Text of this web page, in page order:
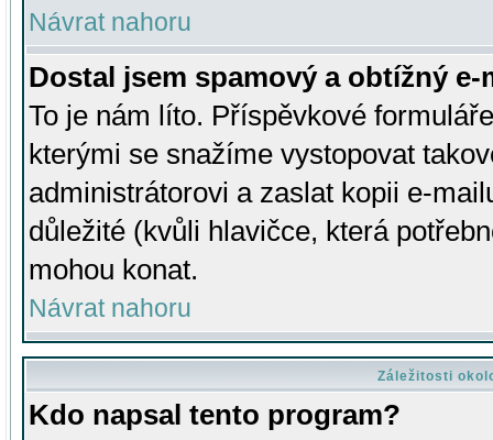
Návrat nahoru
Dostal jsem spamový a obtížný
To je nám líto. Příspěvkové
kterými se snažíme vystopovat
administrátorovi a zaslat kopii e-
důležité (kvůli hlavičce, která
mohou konat.
Návrat nahoru
Záležitosti
Kdo napsal tento program?